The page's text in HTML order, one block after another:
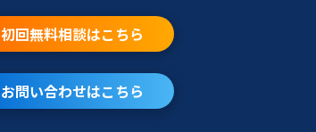
初回無料相談はこちら
お問い合わせはこちら